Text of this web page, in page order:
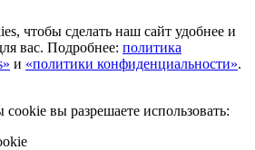
чтобы сделать наш сайт удобнее и
вас. Подробнее: политика
и «политики конфиденциальности».
вы разрешаете использовать: